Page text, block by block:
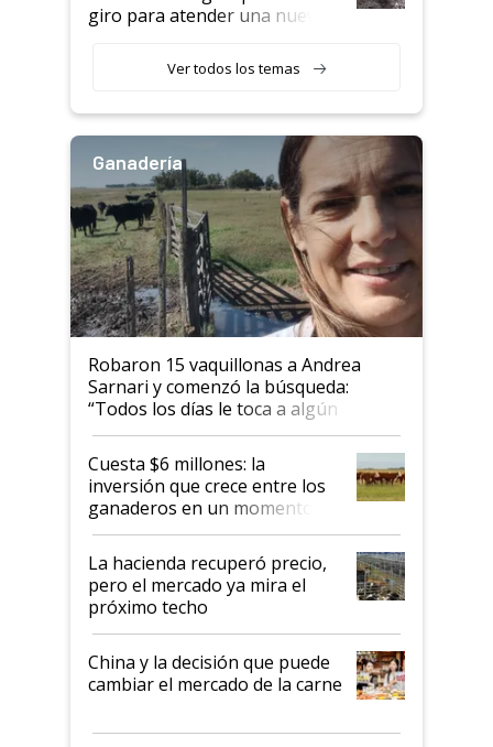
giro para atender una nueva
Ver todos los temas
Ganadería
Robaron 15 vaquillonas a Andrea
Sarnari y comenzó la búsqueda:
“Todos los días le toca a algún
productor”
Cuesta $6 millones: la
inversión que crece entre los
ganaderos en un momento
histórico para la actividad
La hacienda recuperó precio,
pero el mercado ya mira el
próximo techo
China y la decisión que puede
cambiar el mercado de la carne